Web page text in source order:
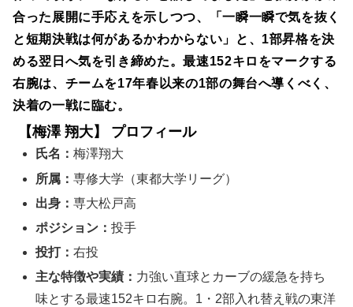
合った展開に手応えを示しつつ、「一瞬一瞬で気を抜く
と短期決戦は何があるかわからない」と、1部昇格を決
める翌日へ気を引き締めた。最速152キロをマークする
右腕は、チームを17年春以来の1部の舞台へ導くべく、
決着の一戦に臨む。
【梅澤 翔大】 プロフィール
氏名：梅澤翔大
所属：専修大学（東都大学リーグ）
出身：専大松戸高
ポジション：投手
投打：右投
主な特徴や実績： 力強い直球とカーブの緩急を持ち
味とする最速152キロ右腕。1・2部入れ替え戦の東洋